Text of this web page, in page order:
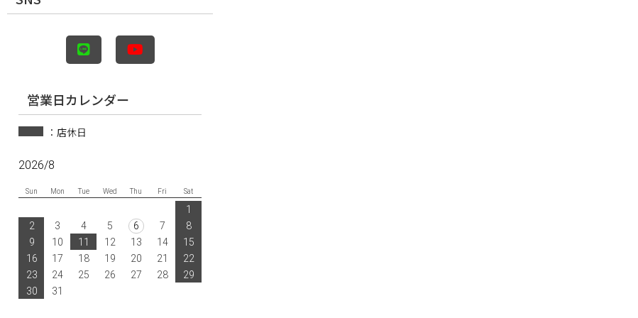
営業日カレンダー
：店休日
2026/8
Sun Mon Tue Wed Thu Fri Sat
1
2
3 4 5 6 7
8
9
10 11 12 13 14
15
16
17 18 19 20 21
22
23
24 25 26 27 28
29
30
31